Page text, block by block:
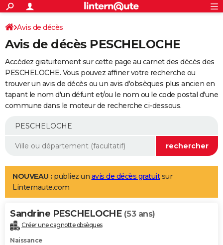
ACTUALITÉS
Politique
Société
Faits Divers
Education
Monde
Villes
+
SPORT
Coupe du monde 2026
Football
Tennis
Cyclisme
Rugby
Forum
Programme TV
TNT
Streaming
Cinéma
Sorties cinéma
Musique
+
FINANCE
Retraite
Epargne
Immobilier
Risques naturels par ville
Assurance
AUTO
Essais
Réserver un essai
Citadines
Berlines
SUV
Forum auto
+
Mobiles
Meilleur smartphone
Internet
Ordinateurs
Jeux vidéo
Guide high-tech
Aménagement intérieur
LIFESTYLE
Art de vivre
Bien-être
Loisirs
Mode
Modes de vie
Alimentation
Guide de la santé
Maladies
Médicaments
Sommeil
VOYAGE
Destinations
City break
Voyage nature
Voyage de noces
Forum
Climat
+PHOTO
Avis de décès
Avis de décès PESCHELOCHE
Accédez gratuitement sur cette page au carnet des décès des
PESCHELOCHE. Vous pouvez affiner votre recherche ou
trouver un avis de décès ou un avis d'obsèques plus ancien en
tapant le nom d'un défunt et/ou le nom ou le code postal d'une
commune dans le moteur de recherche ci-dessous.
NOUVEAU : publiez un avis de décès gratuitsur
Linternaute.com
Sandrine PESCHELOCHE (53 ans)
Créer une cagnotte obsèques
Naissance